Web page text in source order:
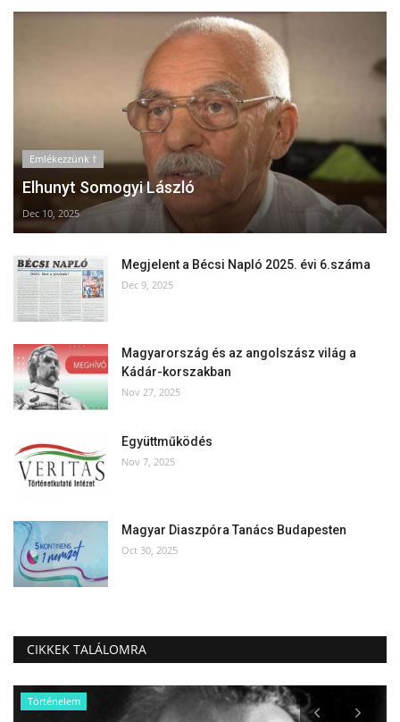
Emlékezzünk †
Elhunyt Somogyi László
Dec 10, 2025
Megjelent a Bécsi Napló 2025. évi 6.száma
Dec 9, 2025
Magyarország és az angolszász világ a
Kádár-korszakban
Nov 27, 2025
Együttműködés
Nov 7, 2025
Magyar Diaszpóra Tanács Budapesten
Oct 30, 2025
CIKKEK TALÁLOMRA
Történelem